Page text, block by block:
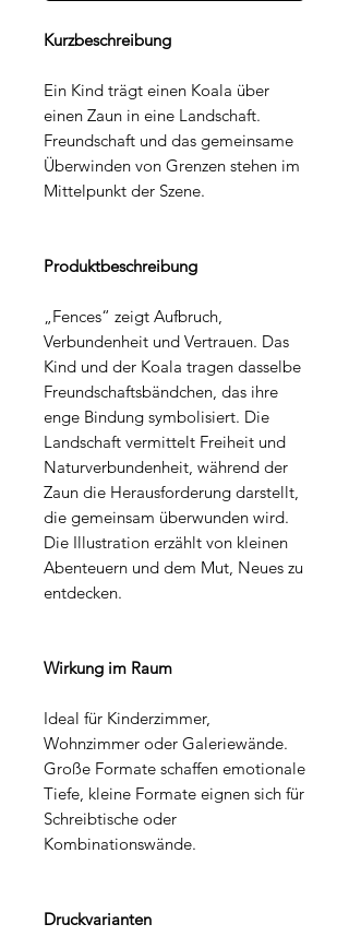
Kurzbeschreibung
Ein Kind trägt einen Koala über
einen Zaun in eine Landschaft.
Freundschaft und das gemeinsame
Überwinden von Grenzen stehen im
Mittelpunkt der Szene.
Produktbeschreibung
„Fences“ zeigt Aufbruch,
Verbundenheit und Vertrauen. Das
Kind und der Koala tragen dasselbe
Freundschaftsbändchen, das ihre
enge Bindung symbolisiert. Die
Landschaft vermittelt Freiheit und
Naturverbundenheit, während der
Zaun die Herausforderung darstellt,
die gemeinsam überwunden wird.
Die Illustration erzählt von kleinen
Abenteuern und dem Mut, Neues zu
entdecken.
Wirkung im Raum
Ideal für Kinderzimmer,
Wohnzimmer oder Galeriewände.
Große Formate schaffen emotionale
Tiefe, kleine Formate eignen sich für
Schreibtische oder
Kombinationswände.
Druckvarianten